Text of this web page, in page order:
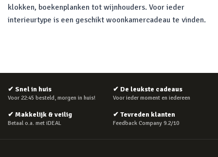
klokken, boekenplanken tot wijnhouders. Voor ieder
interieurtype is een geschikt woonkamercadeau te vinden.
✔ Snel in huis
Voor 22:45 besteld, morgen in huis!
✔ De leukste cadeaus
Voor ieder moment en iedereen
✔ Makkelijk & veilig
Betaal o.a. met iDEAL
✔ Tevreden klanten
Feedback Company 9.2/10